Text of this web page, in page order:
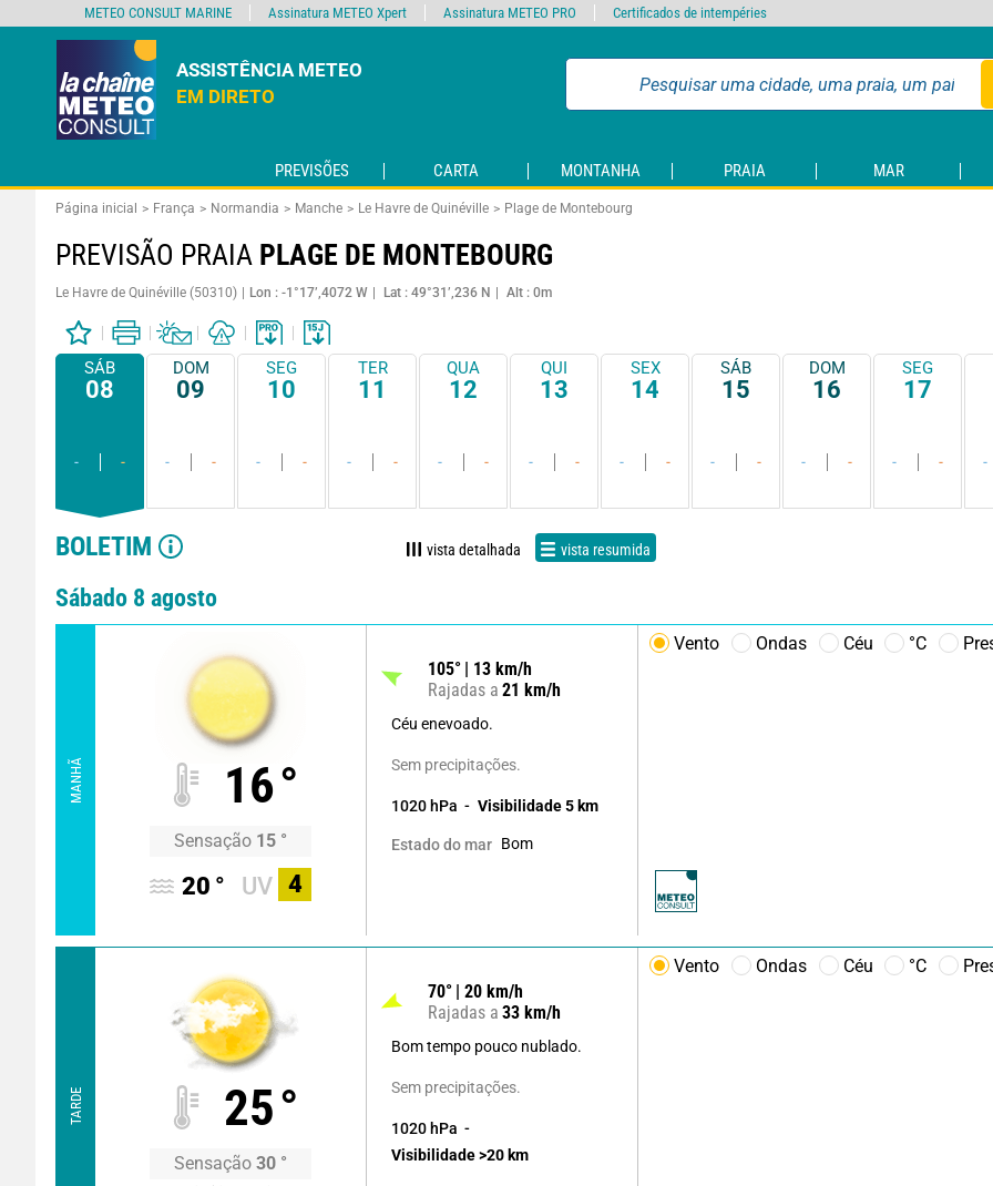
ASSISTÊNCIA METEO
EM DIRETO
PREVISÕES CARTA MONTANHA PRAIA MAR
Página inicial França Normandia Manche Le Havre de Quinéville Plage de Montebourg
PREVISÃO PRAIA PLAGE DE MONTEBOURG
Le Havre de Quinéville (50310) Lon : -1°17’,4072 W Lat : 49°31’,236 N Alt : 0m
SÁB
08
- -
DOM
09
- -
SEG
10
- -
TER
11
- -
QUA
12
- -
QUI
13
- -
SEX
14
- -
SÁB
15
- -
DOM
16
- -
SEG
17
- - -
BOLETIM vista detalhada vista resumida
Sábado 8 agosto
MANHÃ 16°
Sensação 15 °
20 ° UV 4
105° 13 km/h
Rajadas a 21 km/h
Céu enevoado.
Sem precipitações.
1020 hPa Visibilidade 5 km
Estado do mar Bom
Vento Ondas Céu °C
TARDE 25°
Sensação 30 °
70° 20 km/h
Rajadas a 33 km/h
Bom tempo pouco nublado.
Sem precipitações.
1020 hPa
Visibilidade >20 km
Vento Ondas Céu °C
METEO CONSULT MARINE Assinatura METEO Xpert Assinatura METEO PRO Certificados de intempéries